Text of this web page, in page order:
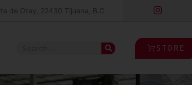
de Otay, 22430 Tijuana, B.C
STORE